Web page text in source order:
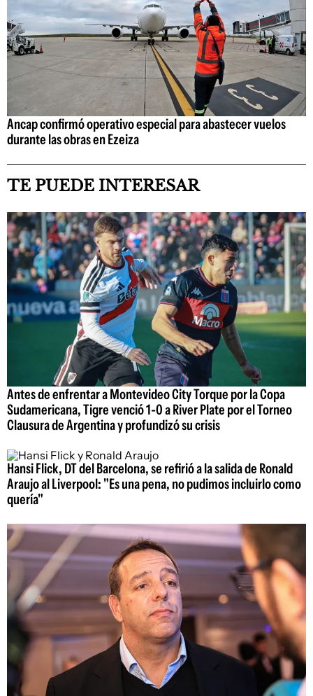
Ancap confirmó operativo especial para abastecer vuelos
durante las obras en Ezeiza
TE PUEDE INTERESAR
Antes de enfrentar a Montevideo City Torque por la Copa
Sudamericana, Tigre venció 1-0 a River Plate por el Torneo
Clausura de Argentina y profundizó su crisis
Hansi Flick, DT del Barcelona, se refirió a la salida de Ronald
Araujo al Liverpool: "Es una pena, no pudimos incluirlo como
quería"